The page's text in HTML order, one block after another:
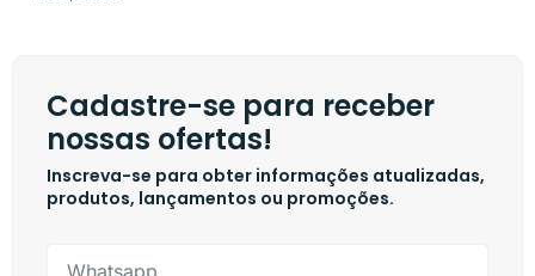
Cadastre-se para receber
nossas ofertas!
Inscreva-se para obter informações atualizadas,
produtos, lançamentos ou promoções.